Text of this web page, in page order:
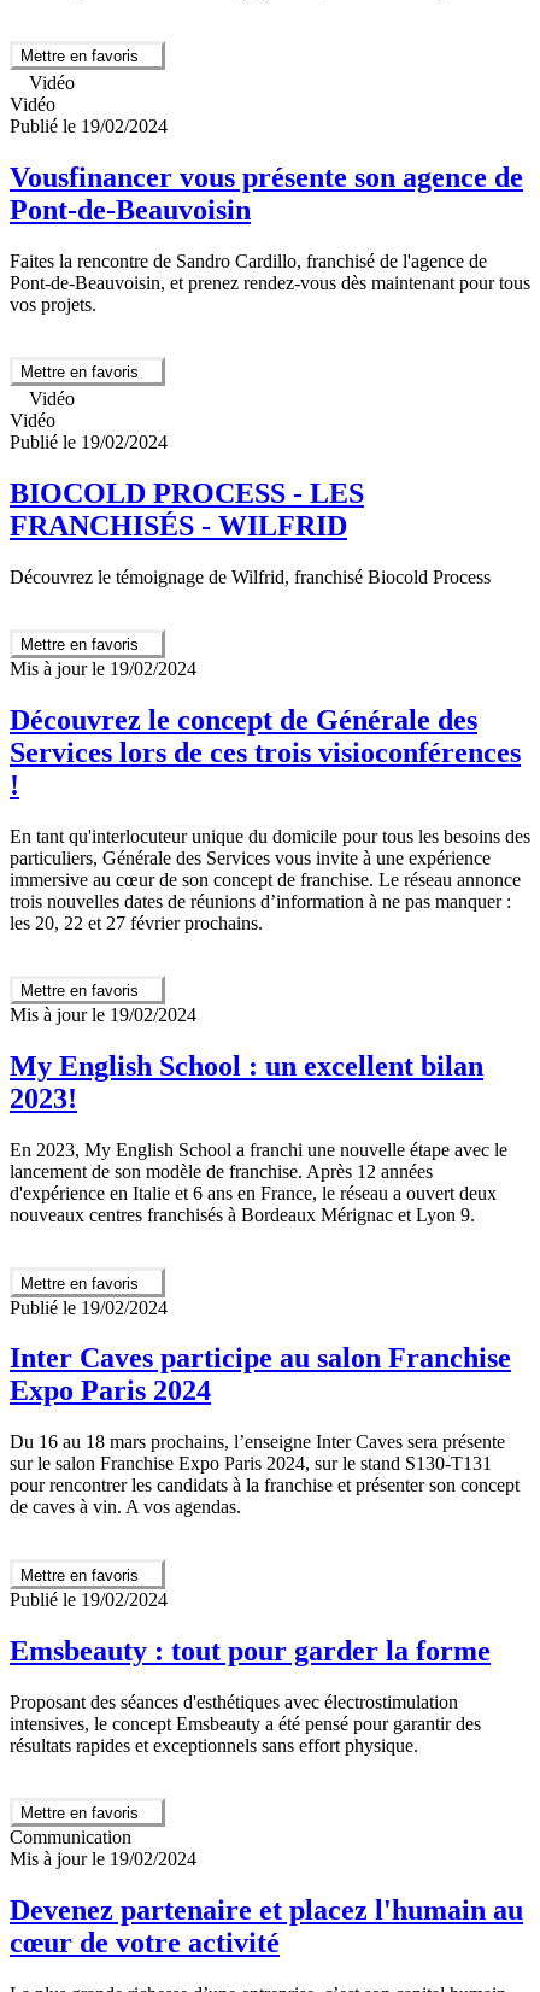
Mettre en favoris
Vidéo
Vidéo
Publié le 19/02/2024
Vousfinancer vous présente son agence de
Pont-de-Beauvoisin
Faites la rencontre de Sandro Cardillo, franchisé de l'agence de
Pont-de-Beauvoisin, et prenez rendez-vous dès maintenant pour tous
vos projets.
Mettre en favoris
Vidéo
Vidéo
Publié le 19/02/2024
BIOCOLD PROCESS - LES
FRANCHISÉS - WILFRID
Découvrez le témoignage de Wilfrid, franchisé Biocold Process
Mettre en favoris
Mis à jour le 19/02/2024
Découvrez le concept de Générale des
Services lors de ces trois visioconférences
!
En tant qu'interlocuteur unique du domicile pour tous les besoins des
particuliers, Générale des Services vous invite à une expérience
immersive au cœur de son concept de franchise. Le réseau annonce
trois nouvelles dates de réunions d’information à ne pas manquer :
les 20, 22 et 27 février prochains.
Mettre en favoris
Mis à jour le 19/02/2024
My English School : un excellent bilan
2023!
En 2023, My English School a franchi une nouvelle étape avec le
lancement de son modèle de franchise. Après 12 années
d'expérience en Italie et 6 ans en France, le réseau a ouvert deux
nouveaux centres franchisés à Bordeaux Mérignac et Lyon 9.
Mettre en favoris
Publié le 19/02/2024
Inter Caves participe au salon Franchise
Expo Paris 2024
Du 16 au 18 mars prochains, l’enseigne Inter Caves sera présente
sur le salon Franchise Expo Paris 2024, sur le stand S130-T131
pour rencontrer les candidats à la franchise et présenter son concept
de caves à vin. A vos agendas.
Mettre en favoris
Publié le 19/02/2024
Emsbeauty : tout pour garder la forme
Proposant des séances d'esthétiques avec électrostimulation
intensives, le concept Emsbeauty a été pensé pour garantir des
résultats rapides et exceptionnels sans effort physique.
Mettre en favoris
Communication
Mis à jour le 19/02/2024
Devenez partenaire et placez l'humain au
cœur de votre activité